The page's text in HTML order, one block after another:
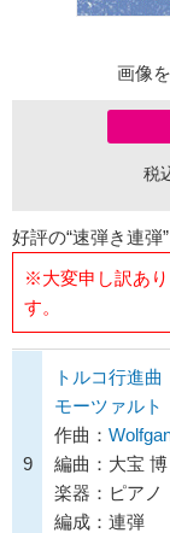
画像
税
好評の“速弾き連弾
※大変申し訳あ
す。
9
トルコ行進曲
モーツァルト
作曲：
編曲：大宝 博
楽器：ピアノ
編成：連弾